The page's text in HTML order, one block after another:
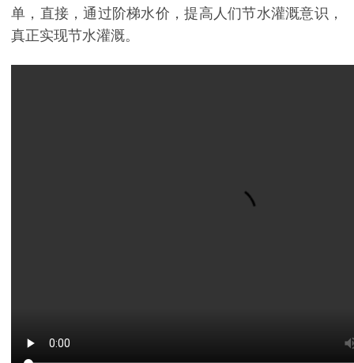
单，直接，通过阶梯水价，提高人们节水灌溉意识，
真正实现节水灌溉。